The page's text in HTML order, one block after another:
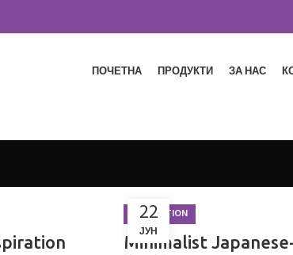
ПОЧЕТНА ПРОДУКТИ ЗА НАС
22
ЈУН
INSPIRATION
Minimalist